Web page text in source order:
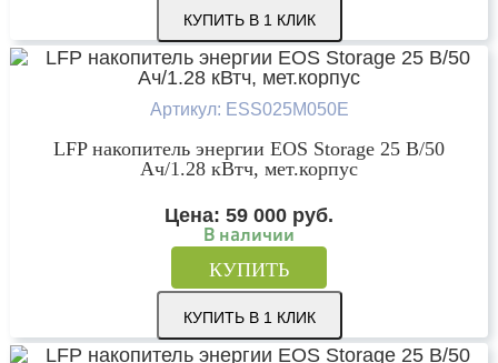
КУПИТЬ В 1 КЛИК
Артикул: ESS025M050E
LFP накопитель энергии EOS Storage 25 В/50
Ач/1.28 кВтч, мет.корпус
Цена: 59 000 руб.
В наличии
КУПИТЬ
КУПИТЬ В 1 КЛИК